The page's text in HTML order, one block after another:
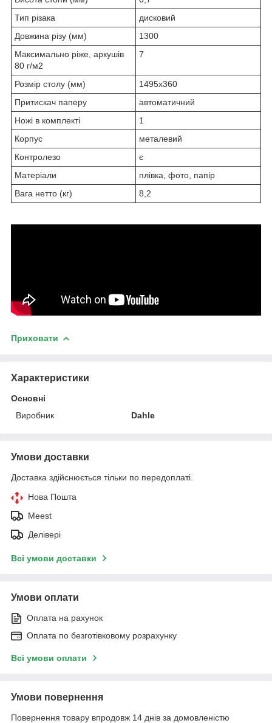
Тип різака
дисковий
Довжина різу (мм)
1300
Максимально ріже, аркушів
80 г/м2
7
Розмір столу (мм)
1495x360
Притискач паперу
автоматичний
Ножі в комплекті
1
Корпус
металевий
Контролезо
є
Матеріали
плівка, фото, папір
Вага нетто (кг)
8,2
Приховати
Характеристики
Основні
Виробник
Dahle
Умови доставки
Доставка здійснюється тільки по передоплаті.
Нова Пошта
Meest
Делівері
Всі умови доставки
Умови оплати
Оплата на рахунок
Оплата по безготівковому розрахунку
Всі умови оплати
Умови повернення
Повернення товару впродовж 14 днів за домовленістю